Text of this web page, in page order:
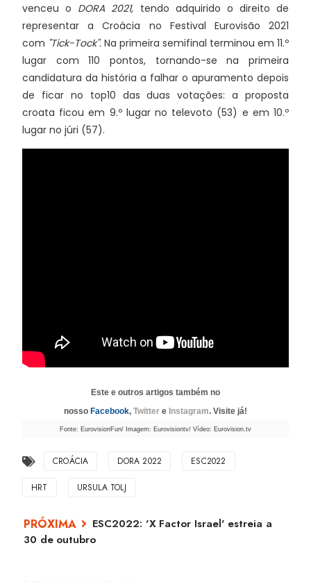
venceu o DORA 2021, tendo adquirido o direito de
representar a Croácia no Festival Eurovisão 2021
com "Tick-Tock". Na primeira semifinal terminou em 11.º
lugar com 110 pontos, tornando-se na primeira
candidatura da história a falhar o apuramento depois
de ficar no top10 das duas votações: a proposta
croata ficou em 9.º lugar no televoto (53) e em 10.º
lugar no júri (57).
Este e outros artigos também no
nosso Facebook, Twitter e Instagram. Visite já!
Fonte: EurovisionFun/ Imagem: Eurovisiontv/ Vídeo: Eurovision.tv
CROÁCIA DORA 2022 ESC2022
HRT URSULA TOLJ
ESC2022: 'X Factor Israel' estreia a
30 de outubro